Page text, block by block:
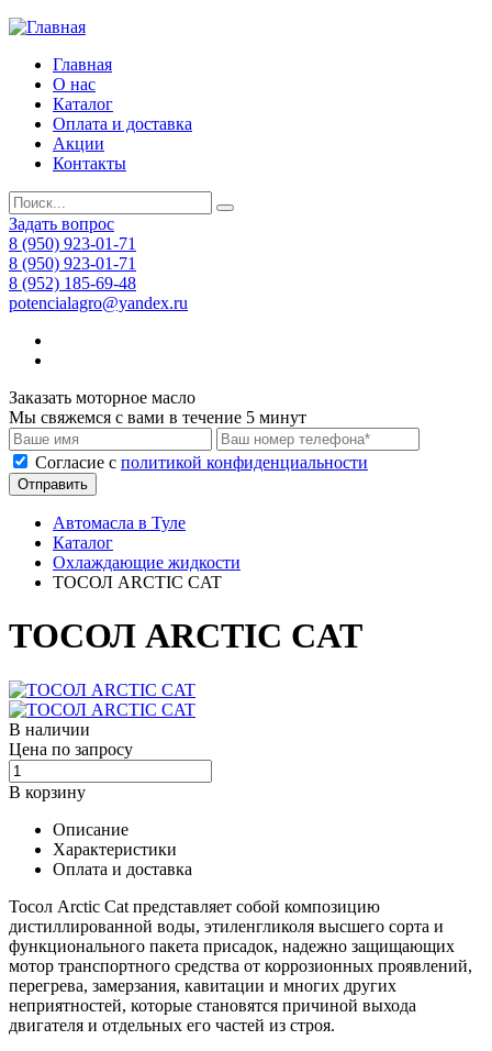
Главная
О нас
Каталог
Оплата и доставка
Акции
Контакты
Задать вопрос
8 (950) 923-01-71
8 (950) 923-01-71
8 (952) 185-69-48
potencialagro@yandex.ru
Заказать моторное масло
Мы свяжемся с вами в течение 5 минут
Cогласие с политикой конфиденциальности
Отправить
Автомасла в Туле
Каталог
Охлаждающие жидкости
ТОСОЛ ARCTIC CAT
ТОСОЛ ARCTIC CAT
В наличии
Цена по запросу
В корзину
Описание
Характеристики
Оплата и доставка
Тосол Arctic Cat представляет собой композицию
дистиллированной воды, этиленгликоля высшего сорта и
функционального пакета присадок, надежно защищающих
мотор транспортного средства от коррозионных проявлений,
перегрева, замерзания, кавитации и многих других
неприятностей, которые становятся причиной выхода
двигателя и отдельных его частей из строя.